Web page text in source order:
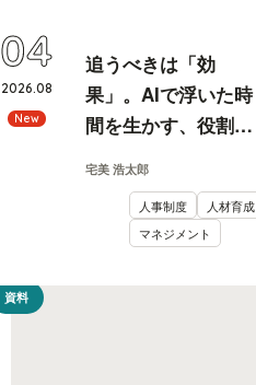
追うべきは「効
果」。AIで浮いた時
間を生かす、役割と
宅美 浩太郎
人事制度
人材育成
マネジメント
2026.08
04
New
資料